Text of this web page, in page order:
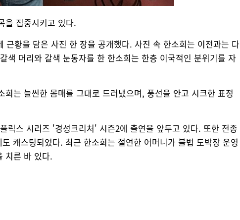
을 집중시키고 있다.
근황을 담은 사진 한 장을 공개했다. 사진 속 한소희는 이전과는 다
색 머리와 갈색 눈동자를 한 한소희는 한층 이국적인 분위기를 자
는 늘씬한 몸매를 그대로 드러냈으며, 풍선을 안고 시크한 표정
릭스 시리즈 '경성크리처' 시즌2에 출연을 앞두고 있다. 또한 전종
캐스팅되었다. 최근 한소희는 절연한 어머니가 불법 도박장 운영
치른 바 있다.